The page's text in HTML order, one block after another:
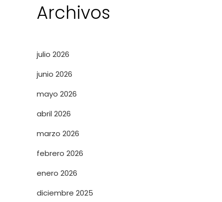
Archivos
julio 2026
junio 2026
mayo 2026
abril 2026
marzo 2026
febrero 2026
enero 2026
diciembre 2025